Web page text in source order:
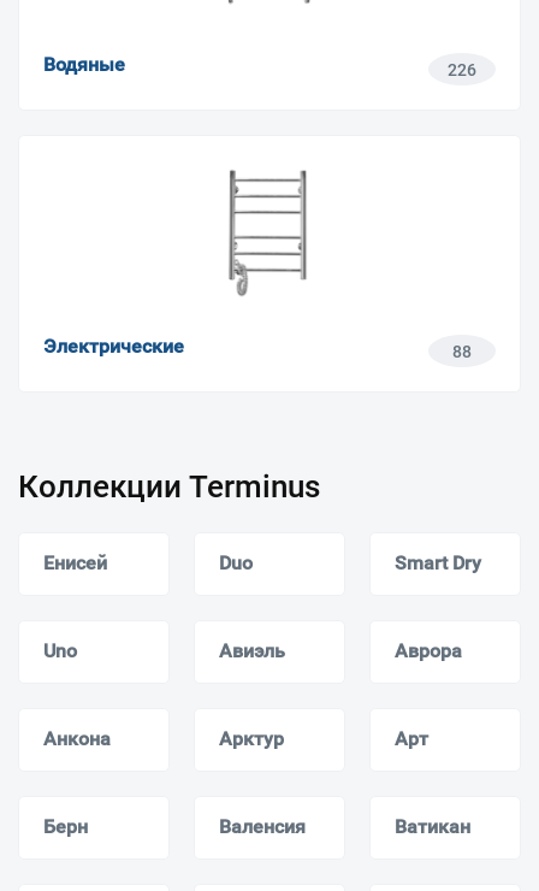
Водяные 226
Электрические 88
Коллекции Terminus
Енисей Duo Smart Dry
Uno Авиэль Аврора
Анкона Арктур Арт
Берн Валенсия Ватикан